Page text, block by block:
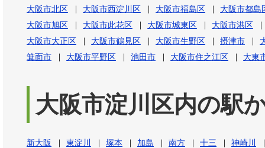
大阪市北区 大阪市西淀川区 大阪市福島区
大阪市都島
大阪市旭区
大阪市此花区 大阪市城東区
大阪市港区
大阪市大正区
大阪市鶴見区 大阪市生野区 摂津市
箕面市
大阪市平野区 池田市 大阪市住之江区 大東
大阪市淀川区内の駅
新大阪 東淀川 塚本 加島 南方 十三 神崎川